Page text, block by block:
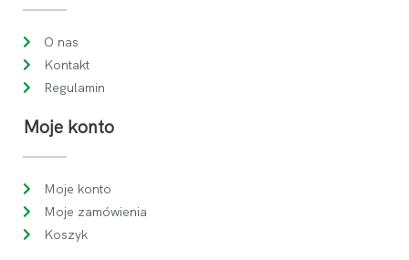
O nas
Kontakt
Regulamin
Moje konto
Moje konto
Moje zamówienia
Koszyk